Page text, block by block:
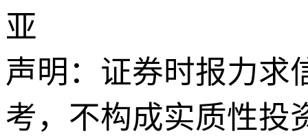
亚
声明：证券时报力求
考，不构成实质性投